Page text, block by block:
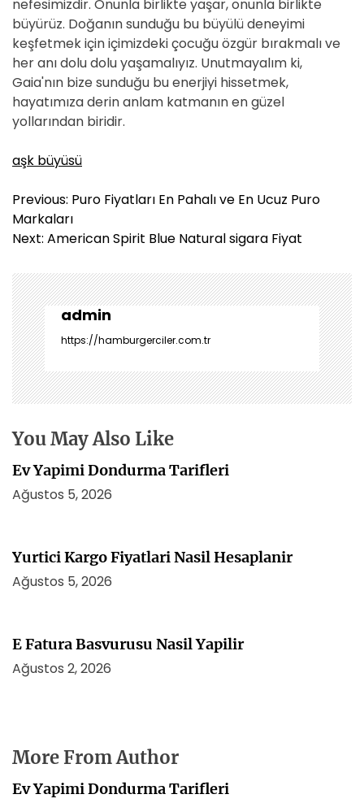
nefesimizdir. Onunla birlikte yaşar, onunla birlikte
büyürüz. Doğanın sunduğu bu büyülü deneyimi
keşfetmek için içimizdeki çocuğu özgür bırakmalı ve
her anı dolu dolu yaşamalıyız. Unutmayalım ki,
Gaia'nın bize sunduğu bu enerjiyi hissetmek,
hayatımıza derin anlam katmanın en güzel
yollarından biridir.
aşk büyüsü
Y
a
z
g
e
z
i
n
m
e
i
Previous: Puro Fiyatları En Pahalı ve En Ucuz Puro
Markaları
Next: American Spirit Blue Natural sigara Fiyat
admin
https://hamburgerciler.com.tr
You May Also Like
Ev Yapimi Dondurma Tarifleri
Ağustos 5, 2026
Yurtici Kargo Fiyatlari Nasil Hesaplanir
Ağustos 5, 2026
E Fatura Basvurusu Nasil Yapilir
Ağustos 2, 2026
More From Author
Ev Yapimi Dondurma Tarifleri